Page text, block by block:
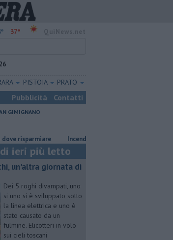
37°
PISTOIA PRATO
Pubblicità Contatti
GIMIGNANO
Incendi nei boschi, un'altra giornata di fuoco
ieri più letto
un'altra giornata di
Dei 5 roghi divampati, uno
si uno si è sviluppato sotto
la linea elettrica e uno è
stato causato da un
fulmine. Elicotteri in volo
sui cieli toscani